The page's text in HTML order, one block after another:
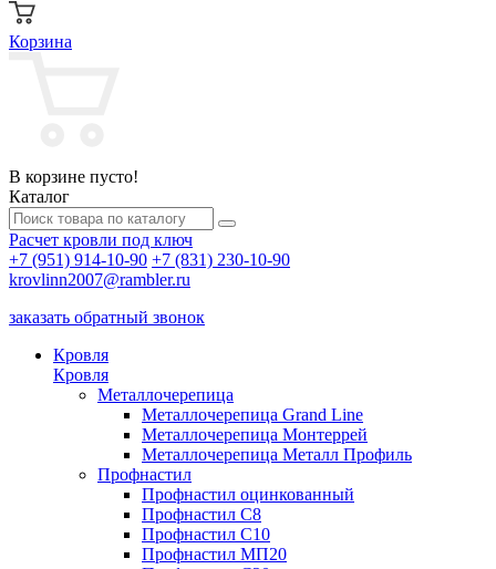
Корзина
В корзине пусто!
Каталог
Расчет кровли под ключ
+7 (951) 914-10-90 +7 (831) 230-10-90
krovlinn2007@rambler.ru
заказать обратный звонок
Кровля
Кровля
Металлочерепица
Металлочерепица Grand Line
Металлочерепица Монтеррей
Металлочерепица Металл Профиль
Профнастил
Профнастил оцинкованный
Профнастил С8
Профнастил С10
Профнастил МП20